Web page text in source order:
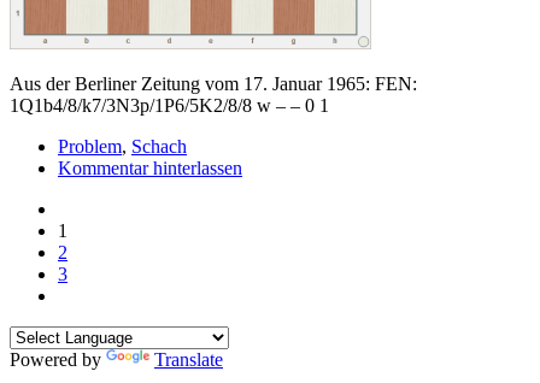
Aus der Berliner Zeitung vom 17. Januar 1965: FEN:
1Q1b4/8/k7/3N3p/1P6/5K2/8/8 w – – 0 1
Problem, Schach
Kommentar hinterlassen
1
2
3
Powered by Translate